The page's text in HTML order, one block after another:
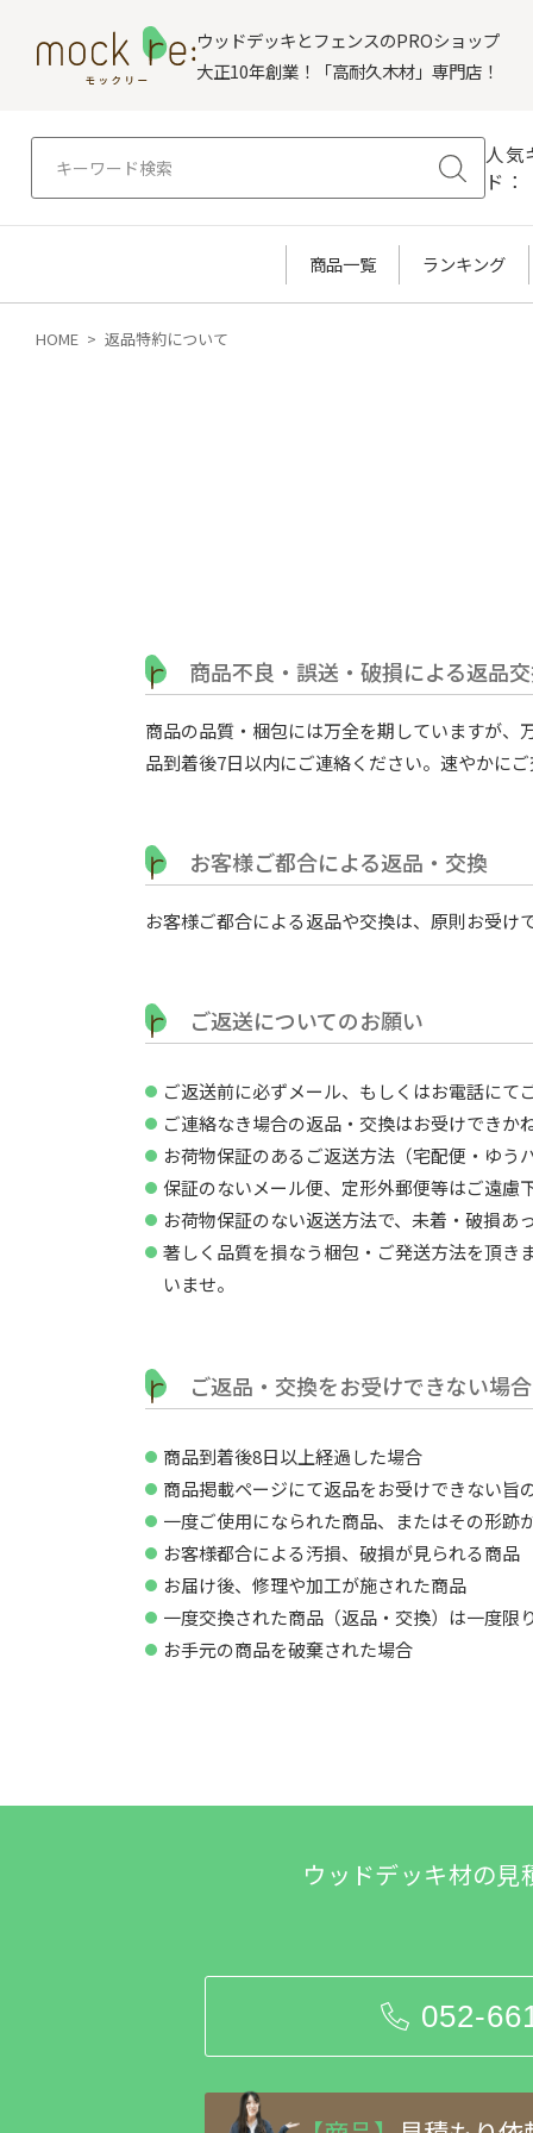
ウッドデッキとフェンスのPROショップ
大正10年創業！「高耐久木材」専門店！
人気
ド：
商品一覧 ランキング
HOME 返品特約について
商品不良・誤送・破損による返品
商品の品質・梱包には万全を期していますが
品到着後7日以内にご連絡ください。速やかに
お客様ご都合による返品・交換
お客様ご都合による返品や交換は、原則お受け
ご返送についてのお願い
ご返送前に必ずメール、もしくはお電話にて
ご連絡なき場合の返品・交換はお受けできか
お荷物保証のあるご返送方法（宅配便・ゆう
保証のないメール便、定形外郵便等はご遠慮
お荷物保証のない返送方法で、未着・破損
著しく品質を損なう梱包・ご発送方法を頂き
いませ。
ご返品・交換をお受けできない場合
商品到着後8日以上経過した場合
商品掲載ページにて返品をお受けできない旨
一度ご使用になられた商品、またはその形跡
お客様都合による汚損、破損が見られる商品
お届け後、修理や加工が施された商品
一度交換された商品（返品・交換）は一度限
お手元の商品を破棄された場合
ウッドデッキ材の
052-